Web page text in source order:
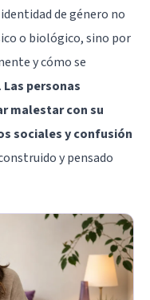
de género no
o biológico, sino por
y cómo se
Las personas
malestar con su
sociales y confusión
y pensado